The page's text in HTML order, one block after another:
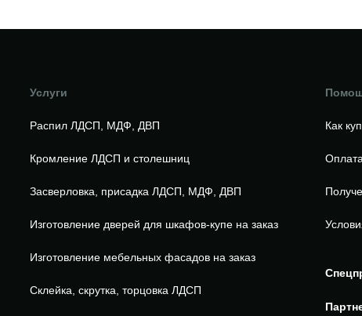
Услуги
Распил ЛДСП, МДФ, ДВП
Кромление ЛДСП и столешниц
Засверловка, присадка ЛДСП, МДФ, ДВП
Изготовление дверей для шкафов-купе на заказ
Изготовление мебельных фасадов на заказ
Склейка, скрутка, торцовка ЛДСП
Как